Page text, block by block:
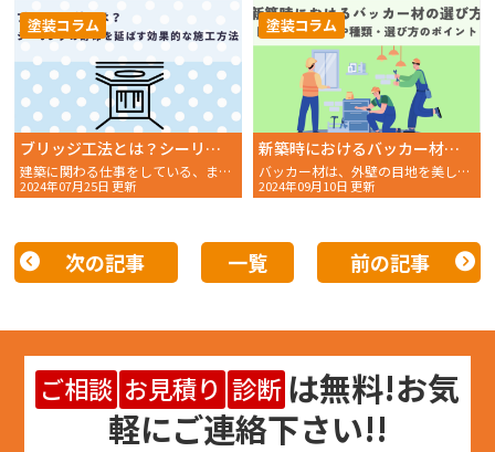
ブリッジ工法とは？シーリングの寿命を延ばす効果的な施工方法
建築に関わる仕事をしている、またはこれから携わろうとしてい
2024年07月25日 更新
塗装コラム
新築時におけるバッカー材の選び方！目地材との相性や種類・選び方のポイントを解説
バッカー材は、外壁の目地を美しく、そして長く保つために非
2024年09月10日 更新
塗装コラム
次の記事 一覧 前の記事
ご相談 お見積り 診断 は無料!お気
軽にご連絡下さい!!